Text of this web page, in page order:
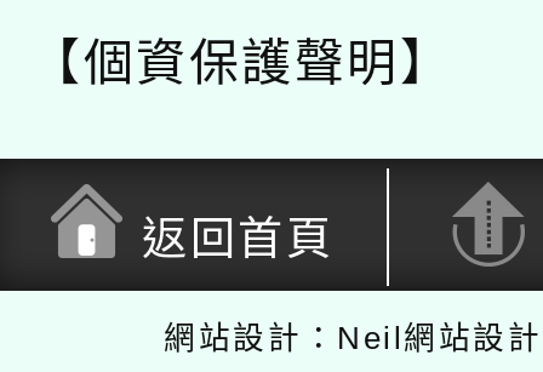
【個資保護聲明】
返回首頁
網站設計：Neil網站設